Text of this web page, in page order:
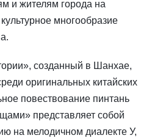
и жителям города на
многообразие
созданный в Шанхае,
оригинальных китайских
повествование пинтань
представляет собой
на мелодичном диалекте У,